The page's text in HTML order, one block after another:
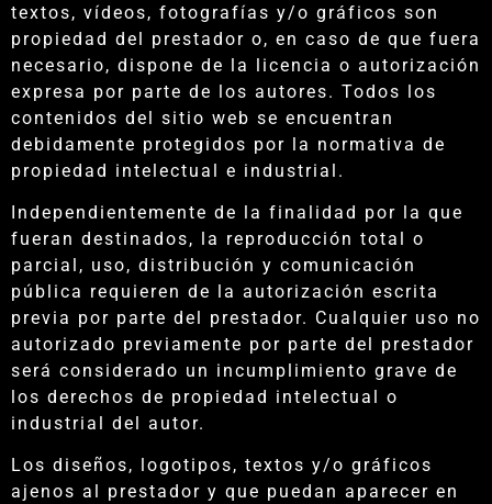
textos, vídeos, fotografías y/o gráficos son
propiedad del prestador o, en caso de que fuera
necesario, dispone de la licencia o autorización
expresa por parte de los autores. Todos los
contenidos del sitio web se encuentran
debidamente protegidos por la normativa de
propiedad intelectual e industrial.
Independientemente de la finalidad por la que
fueran destinados, la reproducción total o
parcial, uso, distribución y comunicación
pública requieren de la autorización escrita
previa por parte del prestador. Cualquier uso no
autorizado previamente por parte del prestador
será considerado un incumplimiento grave de
los derechos de propiedad intelectual o
industrial del autor.
Los diseños, logotipos, textos y/o gráficos
ajenos al prestador y que puedan aparecer en